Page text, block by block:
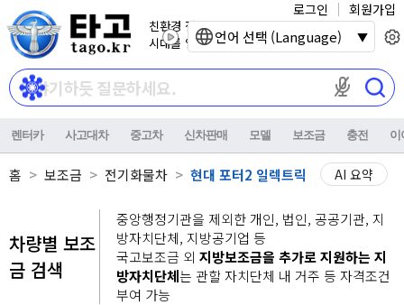
친환경 전기자동차
시대를 열어갑니다.
마이크 권한이
로그인 회원가입
렌터카 사고대차 중고차 신차판매 모델 보조금 충전 이
홈 보조금 전기화물차 현대 포터2 일렉트릭 AI 요약
차량별 보조
금 검색
중앙행정기관을 제외한 개인, 법인, 공공기관, 지
방자치단체, 지방공기업 등
국고보조금 외 지방보조금을 추가로 지원하는 지
방자치단체는 관할 자치단체 내 거주 등 자격조건
부여 가능
언어 선택 (Language)